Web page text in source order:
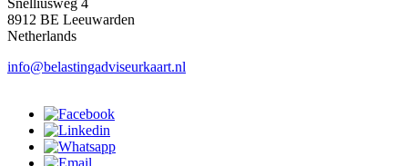
8912 BE Leeuwarden
Netherlands
info@belastingadviseurkaart.nl